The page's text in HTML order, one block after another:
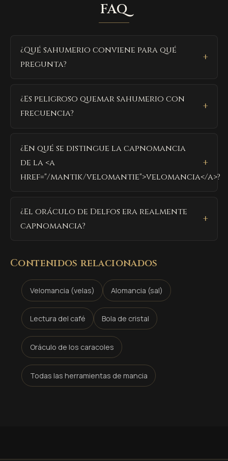
FAQ
¿Qué sahumerio conviene para qué
pregunta?
¿Es peligroso quemar sahumerio con
frecuencia?
¿En qué se distingue la capnomancia
de la <a
href="/mantik/velomantie">velomancia</a>?
¿El oráculo de Delfos era realmente
capnomancia?
Contenidos relacionados
Velomancia (velas) Alomancia (sal)
Lectura del café Bola de cristal
Oráculo de los caracoles
Todas las herramientas de mancia